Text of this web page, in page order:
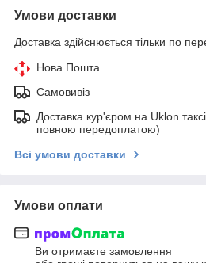
Умови доставки
Доставка здійснюється тільки по
Нова Пошта
Самовивіз
Доставка кур'єром на Uklon
повною передоплатою)
Всі умови доставки
Умови оплати
Ви отримаєте замовлення